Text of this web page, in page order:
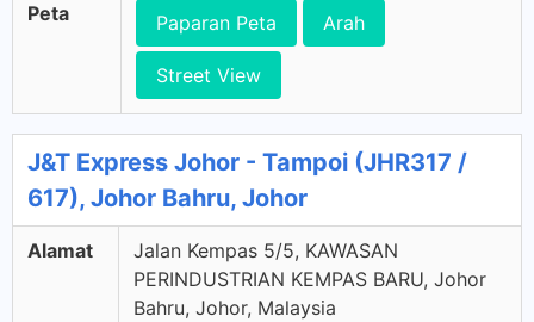
Peta Paparan Peta Arah
Street View
J&T Express Johor - Tampoi (JHR317 /
617), Johor Bahru, Johor
Alamat
Jalan Kempas 5/5, KAWASAN
PERINDUSTRIAN KEMPAS BARU, Johor
Bahru, Johor, Malaysia